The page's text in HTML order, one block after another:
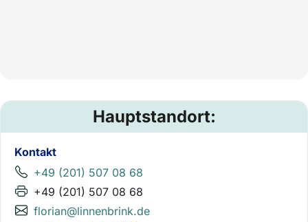
Hauptstandort:
Kontakt
+49 (201) 507 08 68
+49 (201) 507 08 68
florian@linnenbrink.de